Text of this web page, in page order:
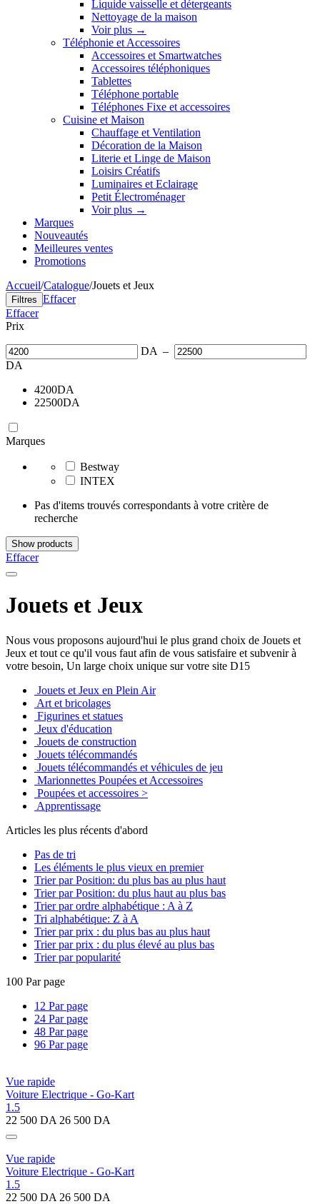
Liquide vaisselle et détergeants
Nettoyage de la maison
Voir plus →
Téléphonie et Accessoires
Accessoires et Smartwatches
Accessoires téléphoniques
Tablettes
Téléphone portable
Téléphones Fixe et accessoires
Cuisine et Maison
Chauffage et Ventilation
Décoration de la Maison
Literie et Linge de Maison
Loisirs Créatifs
Luminaires et Eclairage
Petit Électroménager
Voir plus →
Marques
Nouveautés
Meilleures ventes
Promotions
Accueil/Catalogue/Jouets et Jeux
Filtres Effacer
Effacer
Prix
DA –
DA
4200DA
22500DA
Marques
Bestway
INTEX
Pas d'items trouvés correspondants à votre critère de
recherche
Show products
Effacer
Jouets et Jeux
Nous vous proposons aujourd'hui le plus grand choix de Jouets et
Jeux et tout ce qu'il vous faut afin de vous satisfaire et subvenir à
votre besoin, Un large choix unique sur votre site D15
Jouets et Jeux en Plein Air
Art et bricolages
Figurines et statues
Jeux d'éducation
Jouets de construction
Jouets télécommandés
Jouets télécommandés et véhicules de jeu
Marionnettes Poupées et Accessoires
Poupées et accessoires >
Apprentissage
Articles les plus récents d'abord
Pas de tri
Les éléments le plus vieux en premier
Trier par Position: du plus bas au plus haut
Trier par Position: du plus haut au plus bas
Trier par ordre alphabétique : A à Z
Tri alphabétique: Z à A
Trier par prix : du plus bas au plus haut
Trier par prix : du plus élevé au plus bas
Trier par popularité
100 Par page
12 Par page
24 Par page
48 Par page
96 Par page
Vue rapide
Voiture Electrique - Go-Kart
1.5
22 500 DA 26 500 DA
Vue rapide
Voiture Electrique - Go-Kart
1.5
22 500 DA 26 500 DA